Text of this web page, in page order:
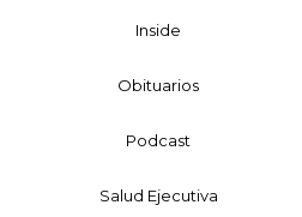
Inside
Obituarios
Podcast
Salud Ejecutiva